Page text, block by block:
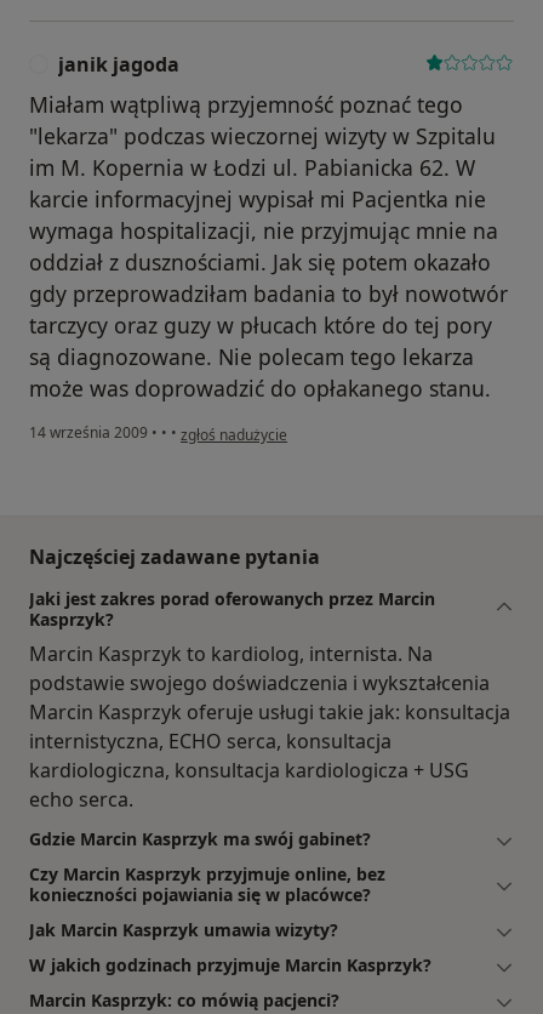
janik jagoda
Miałam wątpliwą przyjemność poznać tego
"lekarza" podczas wieczornej wizyty w Szpitalu
im M. Kopernia w Łodzi ul. Pabianicka 62. W
karcie informacyjnej wypisał mi Pacjentka nie
wymaga hospitalizacji, nie przyjmując mnie na
oddział z dusznościami. Jak się potem okazało
gdy przeprowadziłam badania to był nowotwór
tarczycy oraz guzy w płucach które do tej pory
są diagnozowane. Nie polecam tego lekarza
może was doprowadzić do opłakanego stanu.
14 września 2009 • • • w opinii użytkownika janik jagoda
zgłoś nadużycie
Najczęściej zadawane pytania
Jaki jest zakres porad oferowanych przez Marcin
Kasprzyk?
Marcin Kasprzyk to kardiolog, internista. Na
podstawie swojego doświadczenia i wykształcenia
Marcin Kasprzyk oferuje usługi takie jak: konsultacja
internistyczna, ECHO serca, konsultacja
kardiologiczna, konsultacja kardiologicza + USG
echo serca.
Gdzie Marcin Kasprzyk ma swój gabinet?
Czy Marcin Kasprzyk przyjmuje online, bez
konieczności pojawiania się w placówce?
Jak Marcin Kasprzyk umawia wizyty?
W jakich godzinach przyjmuje Marcin Kasprzyk?
Marcin Kasprzyk: co mówią pacjenci?